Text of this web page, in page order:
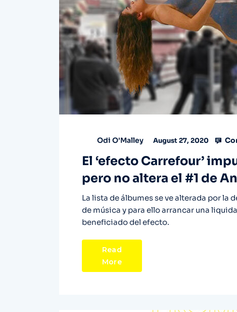
Odi O'Malley August 27, 2020
El ‘efecto Carrefour’
pero no altera el #1 de
La lista de álbumes se ve alterada por
de música y para ello arrancar una
beneficiado del efecto.
Read
More